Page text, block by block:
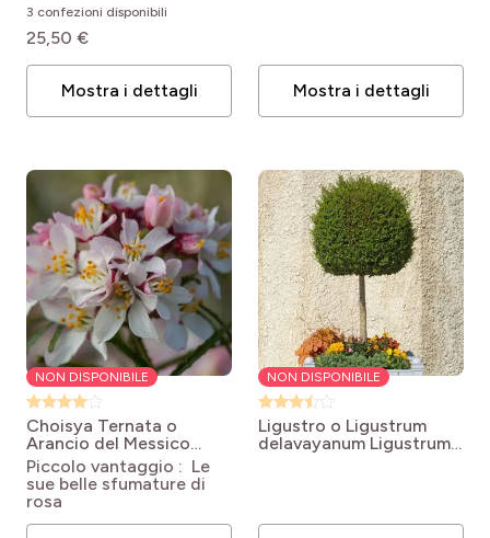
3 confezioni disponibili
25,50 €
Mostra i dettagli Mostra i dettagli
NON DISPONIBILE
Choisya Ternata o
Arancio del Messico
Apple Blossom Choisya
ternata Apple Blossom
Piccolo vantaggio : Le
sue belle sfumature di
rosa
NON DISPONIBILE
Ligustro o Ligustrum
delavayanum Ligustrum